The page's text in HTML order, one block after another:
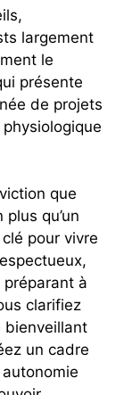
largement
le
présente
de projets
que
qu’un
pour vivre
à
clarifiez
bienveillant
un cadre